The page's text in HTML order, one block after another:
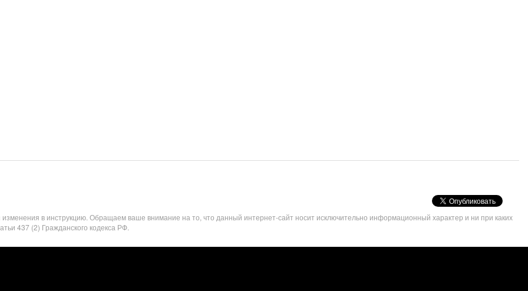
VK
Share
Button
в инструкцию. Обращаем ваше внимание на то, что данный интернет-сайт носит исключительно информационный характер и ни при каких
437 (2) Гражданского кодекса РФ.